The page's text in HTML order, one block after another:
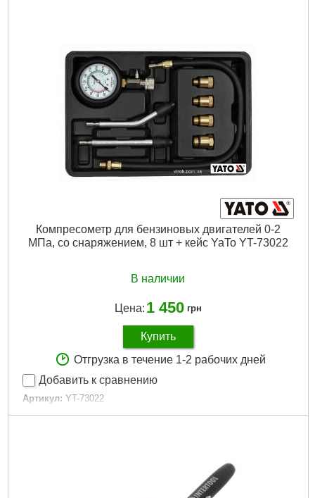
Вес брутто:
1,294 г
Подробнее...
Компресометр для бензиновых двигателей 0-2
МПа, со снаряжением, 8 шт + кейс YaTo YT-73022
В наличии
Цена: 1 450 грн
Купить
Отгрузка в течение 1-2 рабочих дней
Добавить к сравнению
Артикул: YT-73022
Код товара: 22.66.83